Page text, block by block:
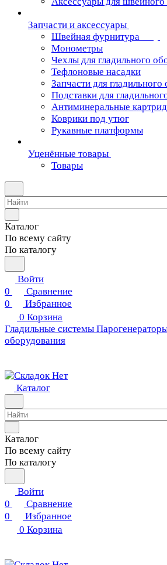
Запчасти и аксессуары
Швейная фурнитура
Монометры
Чехлы для гладильного
Тефлоновые насадки
Запчасти для
Подставки для
Антиминеральные
Коврики под утюг
Рукавные платформы
Уценённые товары
Товары
Каталог
По всему сайту
По каталогу
Войти
0
Сравнение
0
Избранное
0 Корзина
Гладильные системы
оборудования
Каталог
Каталог
По всему сайту
По каталогу
Войти
0
Сравнение
0
Избранное
0 Корзина